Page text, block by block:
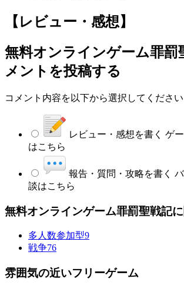
【レビュー・感想】
無料オンラインゲーム罪罰
メントを投稿する
コメント内容を以下から選択してください
レビュー・感想を書く ゲ
はこちら
報告・質問・攻略を書く
談はこちら
無料オンラインゲーム罪罰聖戦記
多人数参加型9
戦争76
雰囲気の近いフリーゲーム